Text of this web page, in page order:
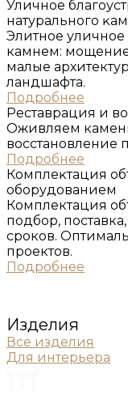
Уличное
натурального
Элитное уличное
камнем:
малые
ландшафта.
Подробнее
Реставрация и
Оживляем
восстановление
Подробнее
Комплеĸтация
оборудованием
Комплектация
подбор,
сроков.
проектов.
Подробнее
Изделия
Все изделия
Для интерьера